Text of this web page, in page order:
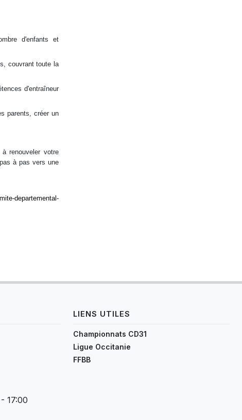
d'enfants et
couvrant toute la
d'entraîneur
parents, créer un
renouveler votre
à pas vers une
departemental-
17:00
LIENS UTILES
Championnats CD31
Ligue Occitanie
FFBB